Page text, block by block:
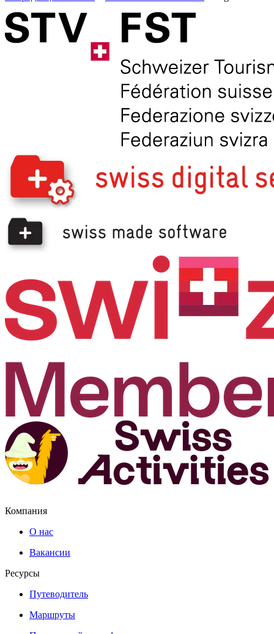
Компания
О нас
Вакансии
Ресурсы
Путеводитель
Маршруты